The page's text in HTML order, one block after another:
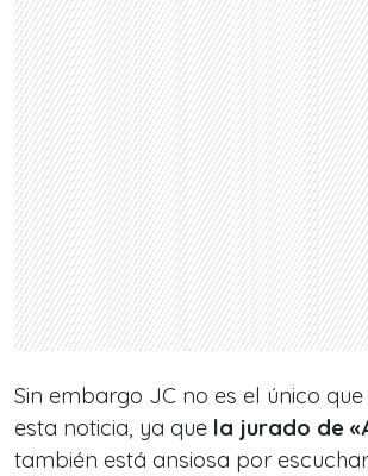
Sin embargo JC no es el único
esta noticia, ya que la jurado de
también está ansiosa por